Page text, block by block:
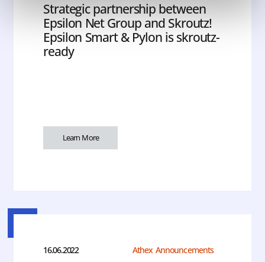
Strategic partnership between
Epsilon Net Group and Skroutz!
Epsilon Smart & Pylon is skroutz-
ready
Learn More
16.06.2022 Athex Announcements